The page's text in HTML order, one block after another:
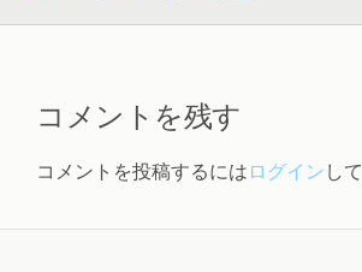
コメントを残す
コメントを投稿するには ログイン し